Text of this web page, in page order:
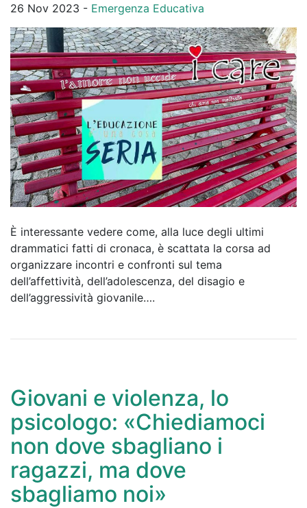
26 Nov 2023 - Emergenza Educativa
È interessante vedere come, alla luce degli ultimi
drammatici fatti di cronaca, è scattata la corsa ad
organizzare incontri e confronti sul tema
dell’affettività, dell’adolescenza, del disagio e
dell’aggressività giovanile….
Giovani e violenza, lo
psicologo: «Chiediamoci
non dove sbagliano i
ragazzi, ma dove
sbagliamo noi»